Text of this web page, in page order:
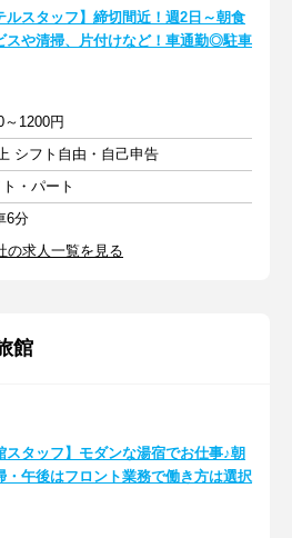
ルスタッフ】締切間近！週2日～朝食
スや清掃、片付けなど！車通勤◎駐車
1200円
シフト自由・自己申告
・パート
6分
の求人一覧を見る
館
スタッフ】モダンな湯宿でお仕事♪朝
・午後はフロント業務で働き方は選択